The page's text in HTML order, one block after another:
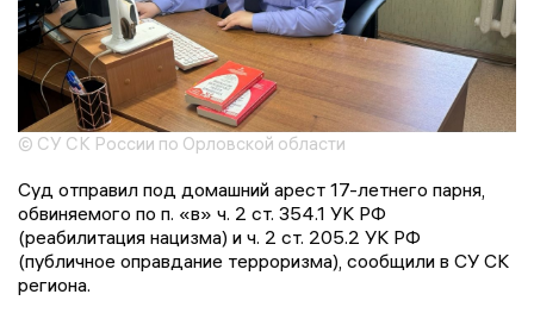
© СУ СК России по Орловской области
Суд отправил под домашний арест 17-летнего парня,
обвиняемого по п. «в» ч. 2 ст. 354.1 УК РФ
(реабилитация нацизма) и ч. 2 ст. 205.2 УК РФ
(публичное оправдание терроризма), сообщили в СУ СК
региона.